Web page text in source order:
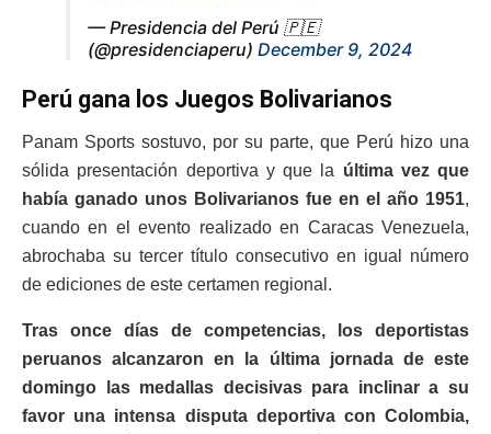
— Presidencia del Perú 🇵🇪
(@presidenciaperu) December 9, 2024
Perú gana los Juegos Bolivarianos
Panam Sports sostuvo, por su parte, que Perú hizo una
sólida presentación deportiva y que la última vez que
había ganado unos Bolivarianos fue en el año 1951,
cuando en el evento realizado en Caracas Venezuela,
abrochaba su tercer título consecutivo en igual número
de ediciones de este certamen regional.
Tras once días de competencias, los deportistas
peruanos alcanzaron en la última jornada de este
domingo las medallas decisivas para inclinar a su
favor una intensa disputa deportiva con Colombia,